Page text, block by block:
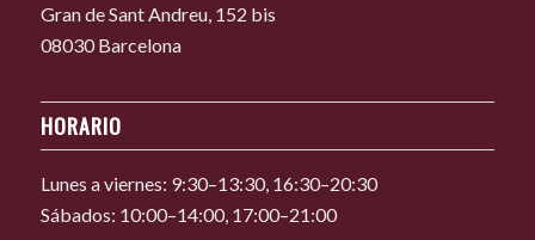
Gran de Sant Andreu, 152 bis
08030 Barcelona
HORARIO
Lunes a viernes: 9:30–13:30, 16:30–20:30
Sábados: 10:00–14:00, 17:00–21:00